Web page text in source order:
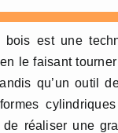
bois est une
le faisant
qu’un outil
réaliser une